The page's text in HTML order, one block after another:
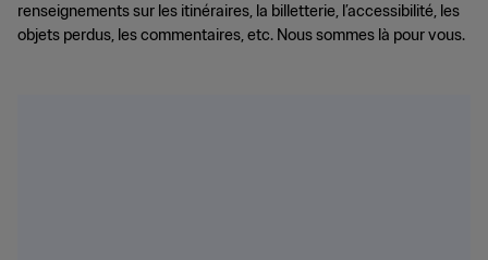
renseignements sur les itinéraires, la billetterie, l’accessibilité, les
objets perdus, les commentaires, etc. Nous sommes là pour vous.